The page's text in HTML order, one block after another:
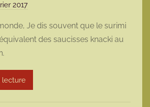
2017
r
m
r
Je dis souvent que le surimi
des saucisses knacki au
lecture